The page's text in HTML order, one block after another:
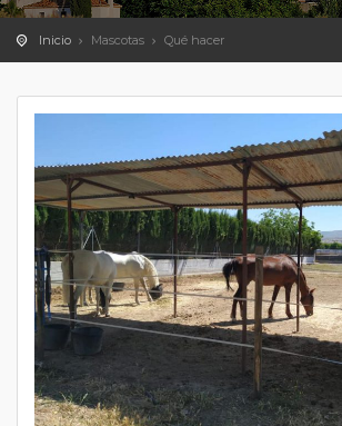
Inicio Mascotas Qué hacer